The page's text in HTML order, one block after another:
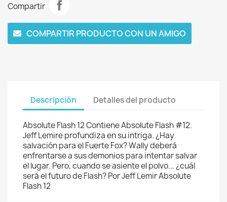
Compartir
COMPARTIR PRODUCTO CON UN AMIGO
Descripción Detalles del producto
Absolute Flash 12 Contiene Absolute Flash #12.
Jeff Lemire profundiza en su intriga. ¿Hay
salvación para el Fuerte Fox? Wally deberá
enfrentarse a sus demonios para intentar salvar
el lugar. Pero, cuando se asiente el polvo... ¿cuál
será el futuro de Flash? Por Jeff Lemir Absolute
Flash 12